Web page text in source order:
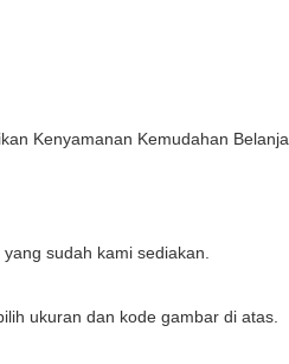
Kenyamanan Kemudahan Belanja,
sudah kami sediakan.
ukuran dan kode gambar di atas.